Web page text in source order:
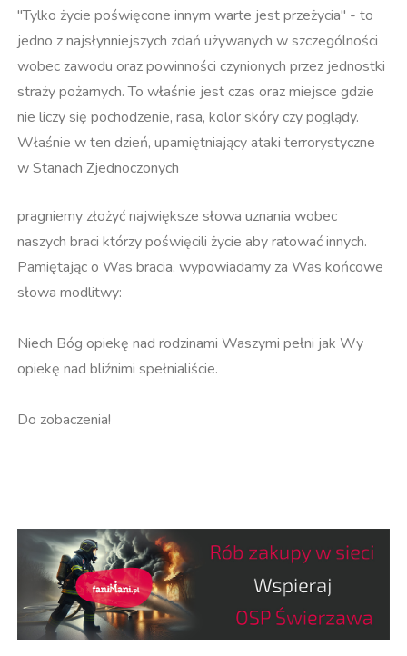
"Tylko życie poświęcone innym warte jest przeżycia" - to
jedno z najsłynniejszych zdań używanych w szczególności
wobec zawodu oraz powinności czynionych przez jednostki
straży pożarnych. To właśnie jest czas oraz miejsce gdzie
nie liczy się pochodzenie, rasa, kolor skóry czy poglądy.
Właśnie w ten dzień, upamiętniający ataki terrorystyczne
w Stanach Zjednoczonych
pragniemy złożyć największe słowa uznania wobec
naszych braci którzy poświęcili życie aby ratować innych.
Pamiętając o Was bracia, wypowiadamy za Was końcowe
słowa modlitwy:
Niech Bóg opiekę nad rodzinami Waszymi pełni jak Wy
opiekę nad bliźnimi spełnialiście.
Do zobaczenia!